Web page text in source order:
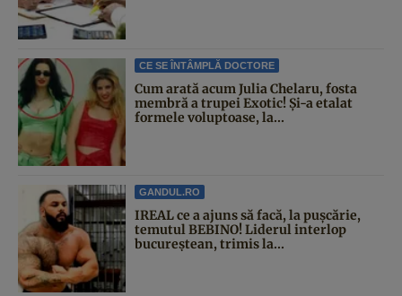
CE SE ÎNTÂMPLĂ DOCTORE
Cum arată acum Julia Chelaru, fosta
membră a trupei Exotic! Și-a etalat
formele voluptoase, la...
GANDUL.RO
IREAL ce a ajuns să facă, la pușcărie,
temutul BEBINO! Liderul interlop
bucureștean, trimis la...